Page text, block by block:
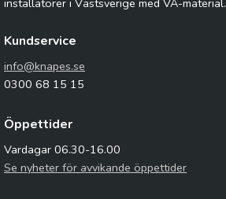
installatörer i Västsverige med VA-material.
Kundservice
info@knapes.se
0300 68 15 15
Öppettider
Vardagar 06.30-16.00
Se nyheter för avvikande öppettider